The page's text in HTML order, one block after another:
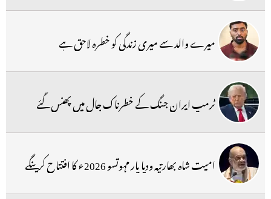
میرے والد سے میری زندگی کو خطرہ لاحق ہے
ٹرمپ ایران جنگ کے خطرناک جال میں پھنس گئے
امیت شاہ بھارتیہ ودیا پار مہوتسو 2026ء کا افتتاح کرینگے